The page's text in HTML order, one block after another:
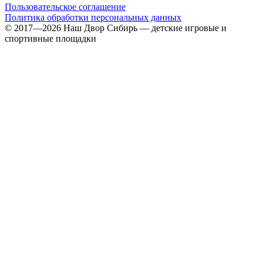
Пользовательское соглашение
Политика обработки персональных данных
© 2017—2026 Наш Двор Сибирь — детские игровые и
спортивные площадки